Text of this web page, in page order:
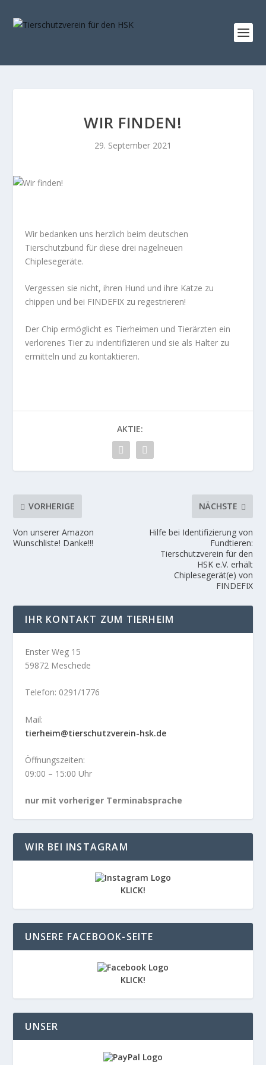
WIR FINDEN!
29. September 2021
Wir bedanken uns herzlich beim deutschen
Tierschutzbund für diese drei nagelneuen
Chiplesegeräte.
Vergessen sie nicht, ihren Hund und ihre Katze zu
chippen und bei FINDEFIX zu regestrieren!
Der Chip ermöglicht es Tierheimen und Tierärzten ein
verlorenes Tier zu indentifizieren und sie als Halter zu
ermitteln und zu kontaktieren.
AKTIE:
VORHERIGE
Von unserer Amazon
Wunschliste! Danke!!!
NÄCHSTE
Hilfe bei Identifizierung von
Fundtieren:
Tierschutzverein für den
HSK e.V. erhält
Chiplesegerät(e) von
FINDEFIX
IHR KONTAKT ZUM TIERHEIM
Enster Weg 15
59872 Meschede
Telefon: 0291/1776
Mail:
tierheim@tierschutzverein-hsk.de
Öffnungszeiten:
09:00 – 15:00 Uhr
nur mit vorheriger Terminabsprache
WIR BEI INSTAGRAM
KLICK!
UNSERE FACEBOOK-SEITE
KLICK!
UNSER